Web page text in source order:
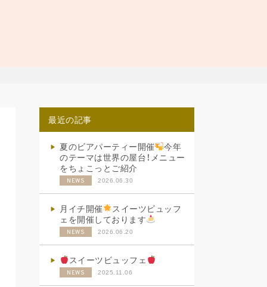
最近の記事
夏のビアパーティー開催
今年
のテーマは世界の屋台！メニュー
をちょこっとご紹介
NEWS 2026.06.30
月イチ開催
スイーツビュッフ
ェを開催しております
NEWS 2026.06.20
スイーツビュッフェ
NEWS 2025.11.06